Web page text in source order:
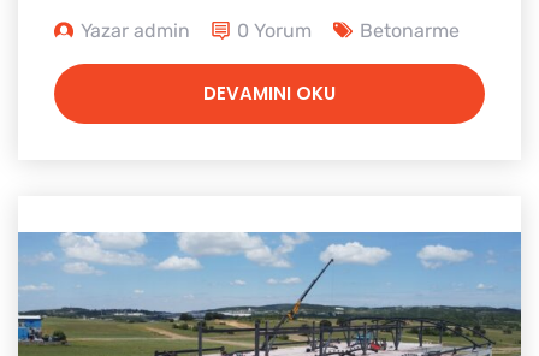
Yazar admin 0 Yorum Betonarme
DEVAMINI OKU